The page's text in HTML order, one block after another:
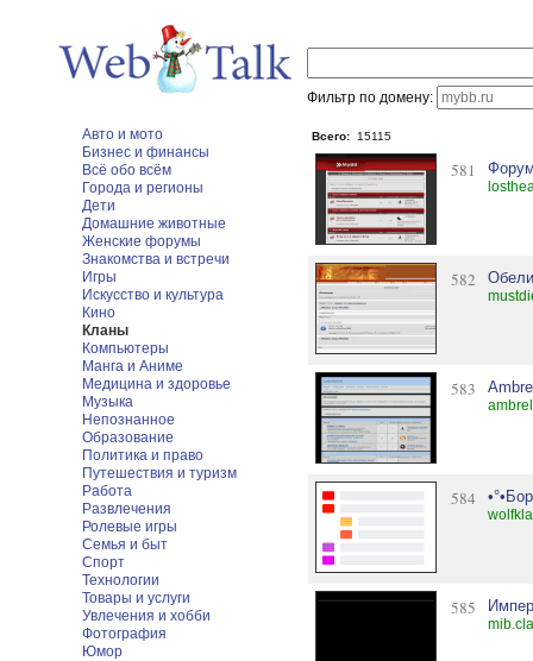
Фильтр по домену:
Авто и мото
Бизнес и финансы
Всё обо всём
Города и регионы
Дети
Домашние животные
Женские форумы
Знакомства и встречи
Игры
Искусство и культура
Кино
Кланы
Компьютеры
Манга и Аниме
Медицина и здоровье
Музыка
Непознанное
Образование
Политика и право
Путешествия и туризм
Работа
Развлечения
Ролевые игры
Семья и быт
Спорт
Технологии
Товары и услуги
Увлечения и хобби
Фотография
Юмор
Всего: 15115
581
582
583
584
585